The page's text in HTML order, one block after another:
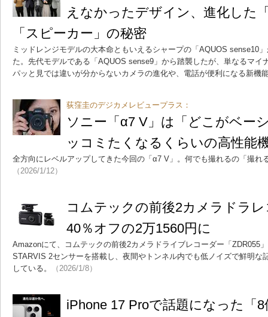
えなかったデザイン、進化した
「スピーカー」の秘密
ミッドレンジモデルの大本命ともいえるシャープの「AQUOS sense10
た。先代モデルである「AQUOS sense9」から踏襲したが、単なるマイ
パッと見では違いが分からないカメラの進化や、電話が便利になる新機
荻窪圭のデジカメレビュープラス：
ソニー「α7 V」は「どこがベー
ッコミたくなるくらいの高性能
全方向にレベルアップしてきた今回の「α7 V」。何でも撮れるの「撮れ
（2026/1/12）
コムテックの前後2カメラドラ
40％オフの2万1560円に
Amazonにて、コムテックの前後2カメラドライブレコーダー「ZDR055
STARVIS 2センサーを搭載し、夜間やトンネル内でも低ノイズで鮮明な
している。
（2026/1/8）
iPhone 17 Proで話題になった「